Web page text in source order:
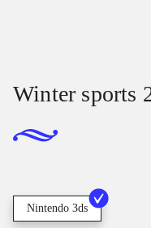
Winter sports
Nintendo 3ds